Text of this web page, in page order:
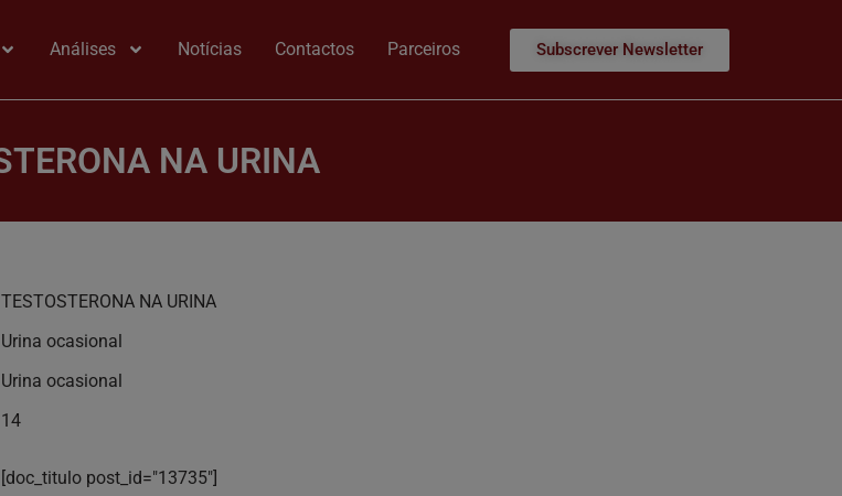
Análises Notícias Contactos Parceiros Subscrever Newsletter
NA URINA
TESTOSTERONA NA URINA
Urina ocasional
Urina ocasional
14
[doc_titulo post_id="13735"]